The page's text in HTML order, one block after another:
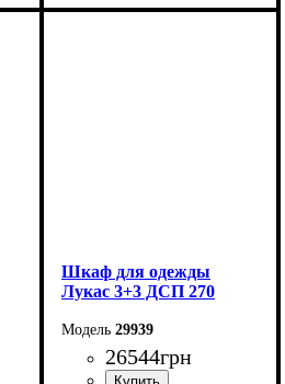
Ширина: 295 см
Шкаф для одежды
Лукас 3+3 ДСП 270
29939
26544грн